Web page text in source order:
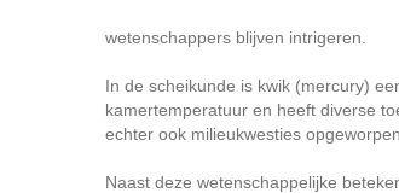
wetenschappers blijven intrigeren.
In de scheikunde is kwik (mercury)
kamertemperatuur en heeft diverse
echter ook milieukwesties
Naast deze wetenschappelijke